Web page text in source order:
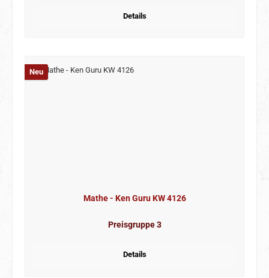
Details
Neu
Mathe - Ken Guru KW 4126
Preisgruppe 3
Details